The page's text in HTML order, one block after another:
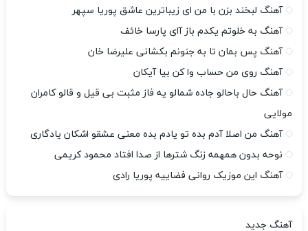
آهنگ لبخند بزن با من ای زیباترین عاشق پوریا سپهر
آهنگ به خلوتم یکدم باز آای پارسا خائف
آهنگ پس بمان تا به جنونم بکشانی علیرضا خان
آهنگ روی من حساب وا کن بیا آیکان
آهنگ حال باحالو جاده شمالو یه فاز مثبت بی قیل و قالو کامران
مولایی
آهنگ من اصلا آدم بده تو یادم بده معنی عشقو اشکان یادگاری
نوحه بدون همهمه زنگ شترها از صدا افتاد محمود کریمی
آهنگ این موزیک روانی فضاییه پوریا رادی
آهنگ جدید